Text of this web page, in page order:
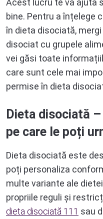
Acest lucru te va ajuta
bine. Pentru a înțelege
în dieta disociată,
disociat cu grupele
vei găsi toate
care sunt cele mai
permise în dieta
Dieta disociată
pe care le poți
Dieta disociată este
poți personaliza
multe variante ale
propriile reguli și
dieta disociată 111 sau